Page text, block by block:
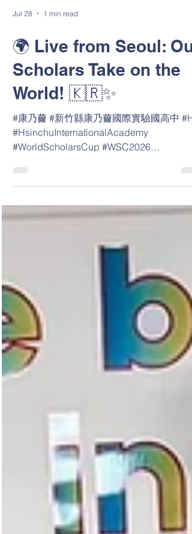
Jul 28 1 min read
🌍 Live from Seoul: Our
Scholars Take on the
World! 🇰🇷✨
#康乃薾 #新竹縣康乃薾國際實驗國高中
#HsinchuInternationalAcademy
#SeoulGlobalRound #KoreaUniversity
#AcademicExcellence
#InternationalEducation #世界學者盃 #首爾
全球賽 #高麗大學 #國際教育 #卓越學術 #國
際視野 (03) 667-6339 www.hia.com.tw
info@hia.com.tw 新竹縣竹北市隘口二路215
號